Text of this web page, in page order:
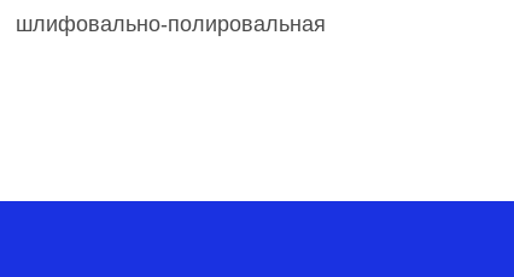
шлифовально-полировальная